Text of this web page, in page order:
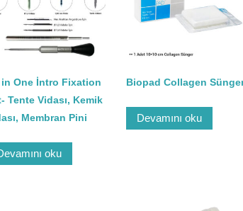
One İntro Fixation
Tente Vidası, Kemik
Membran Pini
oku
Biopad Collagen
Devamını oku